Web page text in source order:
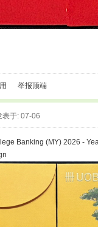
举报顶端
表于: 07-06
Banking (MY) 2026 -